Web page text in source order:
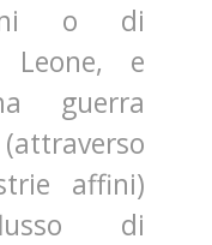
o di
Leone, e
guerra
affini)
di